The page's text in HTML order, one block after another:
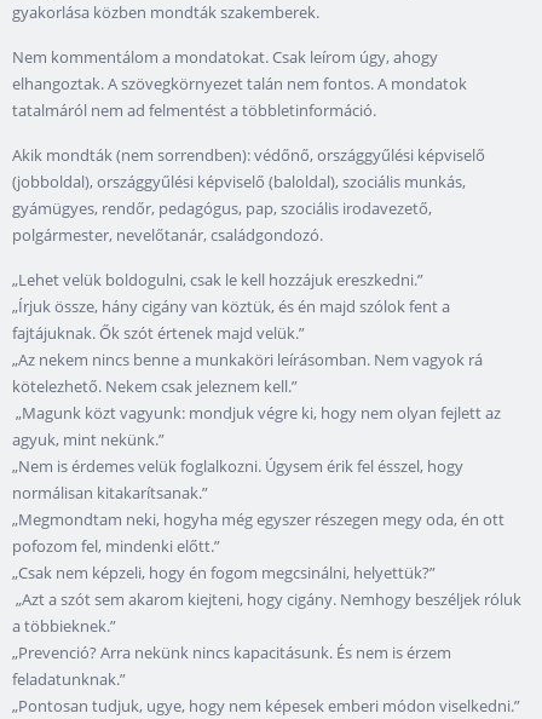
gyakorlása közben mondták szakemberek.
Nem kommentálom a mondatokat. Csak leírom úgy, ahogy
elhangoztak. A szövegkörnyezet talán nem fontos. A mondatok
tatalmáról nem ad felmentést a többletinformáció.
Akik mondták (nem sorrendben): védőnő, országgyűlési képviselő
(jobboldal), országgyűlési képviselő (baloldal), szociális munkás,
gyámügyes, rendőr, pedagógus, pap, szociális irodavezető,
polgármester, nevelőtanár, családgondozó.
„Lehet velük boldogulni, csak le kell hozzájuk ereszkedni.”
„Írjuk össze, hány cigány van köztük, és én majd szólok fent a
fajtájuknak. Ők szót értenek majd velük.”
„Az nekem nincs benne a munkaköri leírásomban. Nem vagyok rá
kötelezhető. Nekem csak jeleznem kell.”
„Magunk közt vagyunk: mondjuk végre ki, hogy nem olyan fejlett az
agyuk, mint nekünk.”
„Nem is érdemes velük foglalkozni. Úgysem érik fel ésszel, hogy
normálisan kitakarítsanak.”
„Megmondtam neki, hogyha még egyszer részegen megy oda, én ott
pofozom fel, mindenki előtt.”
„Csak nem képzeli, hogy én fogom megcsinálni, helyettük?”
„Azt a szót sem akarom kiejteni, hogy cigány. Nemhogy beszéljek róluk
a többieknek.”
„Prevenció? Arra nekünk nincs kapacitásunk. És nem is érzem
feladatunknak.”
„Pontosan tudjuk, ugye, hogy nem képesek emberi módon viselkedni.”